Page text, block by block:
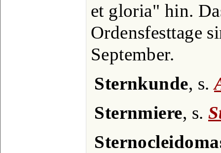
et gloria" hin.
Ordensfesttage
September.
Sternkunde, s.
Sternmiere, s.